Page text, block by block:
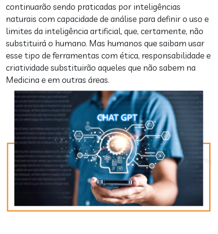
continuarão sendo praticadas por inteligências
naturais com capacidade de análise para definir o uso e
limites da inteligência artificial, que, certamente, não
substituirá o humano. Mas humanos que saibam usar
esse tipo de ferramentas com ética, responsabilidade e
criatividade substituirão aqueles que não sabem na
Medicina e em outras áreas.